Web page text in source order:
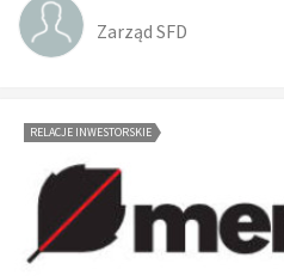
Zarząd SFD
RELACJE INWESTORSKIE